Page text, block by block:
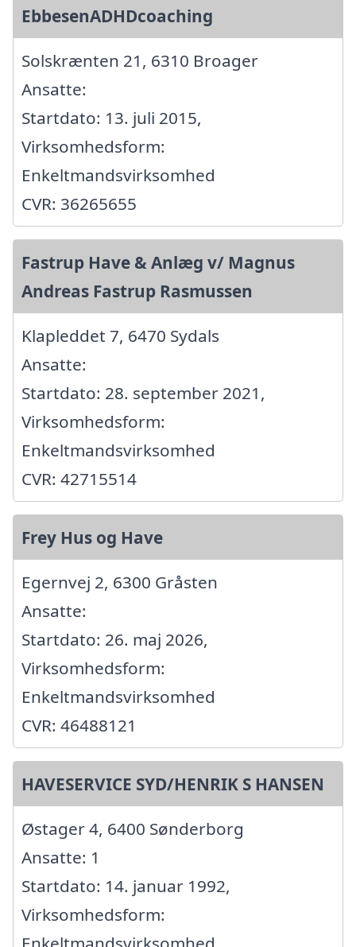
EbbesenADHDcoaching
Solskrænten 21, 6310 Broager
Ansatte:
Startdato: 13. juli 2015,
Virksomhedsform:
Enkeltmandsvirksomhed
CVR: 36265655
Fastrup Have & Anlæg v/ Magnus
Andreas Fastrup Rasmussen
Klapleddet 7, 6470 Sydals
Ansatte:
Startdato: 28. september 2021,
Virksomhedsform:
Enkeltmandsvirksomhed
CVR: 42715514
Frey Hus og Have
Egernvej 2, 6300 Gråsten
Ansatte:
Startdato: 26. maj 2026,
Virksomhedsform:
Enkeltmandsvirksomhed
CVR: 46488121
HAVESERVICE SYD/HENRIK S HANSEN
Østager 4, 6400 Sønderborg
Ansatte: 1
Startdato: 14. januar 1992,
Virksomhedsform: